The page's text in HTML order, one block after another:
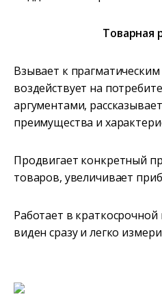
Товарная
Взывает к
воздействует на
аргументами,
преимущества и
Продвигает конкретный
товаров, увеличивает
Работает в краткосрочной
виден сразу и легко